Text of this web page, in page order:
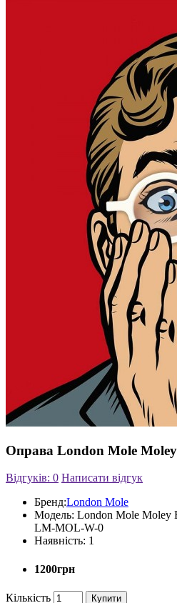
Оправа London Mole Moley
Відгуків: 0 Написати відгук
Бренд:London Mole
Модель: London Mole Moley
LM-MOL-W-0
Наявність: 1
1200грн
Кількість
Купити